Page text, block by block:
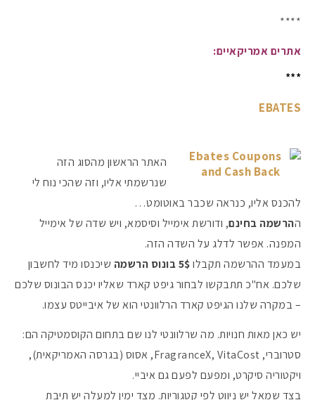
****
אתרים אמריקאיים:
***
EBATES
האתר הראשון מהסוג הזה
שנרשמתי אליו, וזה שהכי נוח לי
להכנס אליו, כנראה שכבר באוטומט…
ההרשמה בחינם, ודורשת אימייל וסיסמא, ויש שדה של אימייל
המפנה. אפשר לדלג על השדה הזה.
במעמד ההרשמה תקבלו5$ בונוס הרשמה
שיכנסו מיד לחשבון
שלכם. אח"כ תתבקשו לבחור גיפט קארד שאליו יכנס הבונוס שלכם
– במקרה שלנו הגיפט קארד הרלוונטי הוא של איבייטס עצמו.
יש כאן מאות חנויות. מה שרלוונטי לנו שם בתחום הקוסמטיקה הם:
סטרוברי, FragranceX, VitaCost, אסוס (בגרסה האמריקאית),
ויקטוריה סיקרט, ומפעם לפעם גם איביי.
בצד שמאל יש ניווט לפי קטגוריות. מצד ימין למעלה יש תיבת